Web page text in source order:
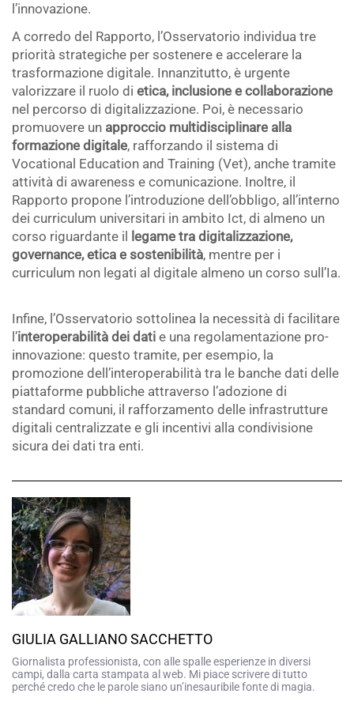
l’innovazione.
A corredo del Rapporto, l’Osservatorio individua tre
priorità strategiche per sostenere e accelerare la
trasformazione digitale. Innanzitutto, è urgente
valorizzare il ruolo di etica, inclusione e collaborazione
nel percorso di digitalizzazione. Poi, è necessario
promuovere un approccio multidisciplinare alla
formazione digitale, rafforzando il sistema di
Vocational Education and Training (Vet), anche tramite
attività di awareness e comunicazione. Inoltre, il
Rapporto propone l’introduzione dell’obbligo, all’interno
dei curriculum universitari in ambito Ict, di almeno un
corso riguardante il
legame tra digitalizzazione,
governance, etica e sostenibilità, mentre per i
curriculum non legati al digitale almeno un corso sull’Ia.
Infine, l’Osservatorio sottolinea la necessità di facilitare
l’interoperabilità dei dati e una regolamentazione pro-
innovazione: questo tramite, per esempio, la
promozione dell’interoperabilità tra le banche dati delle
piattaforme pubbliche attraverso l’adozione di
standard comuni, il rafforzamento delle infrastrutture
digitali centralizzate e gli incentivi alla condivisione
sicura dei dati tra enti.
GIULIA GALLIANO SACCHETTO
Giornalista professionista, con alle spalle esperienze in diversi
campi, dalla carta stampata al web. Mi piace scrivere di tutto
perché credo che le parole siano un’inesauribile fonte di magia.